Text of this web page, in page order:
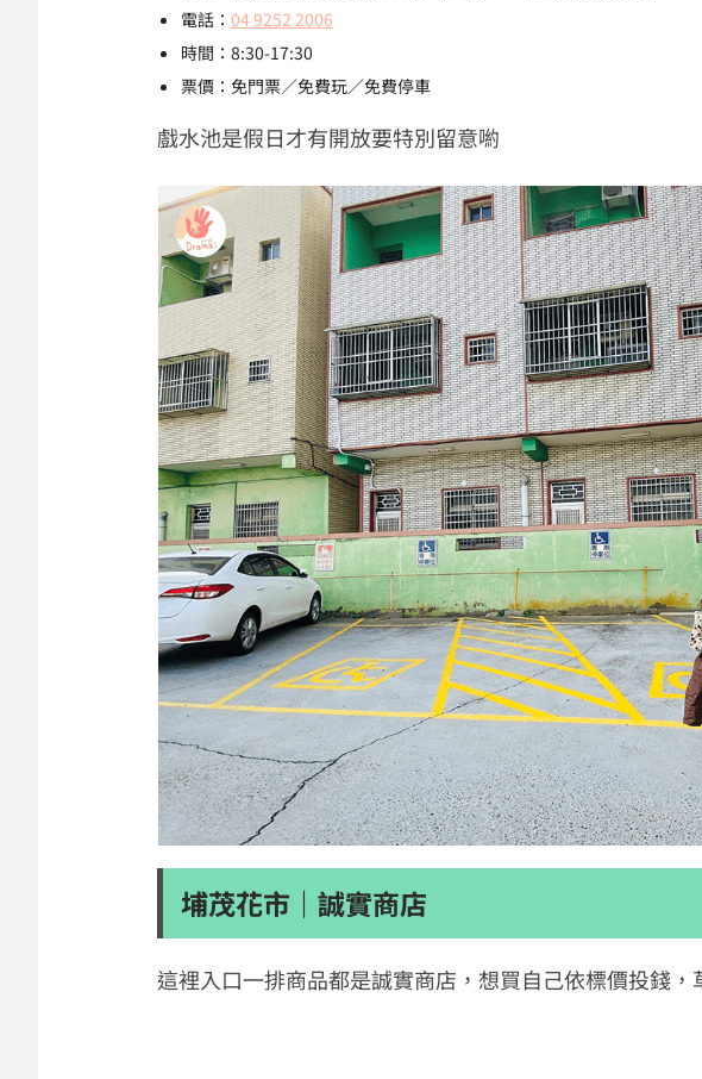
電話： 04 9252 2006
時間：8:30-17:30
票價：免門票／免費玩／免費停車
戲水池是假日才有開放要特別留意喲
埔茂花市｜誠實商店
這裡入口一排商品都是誠實商店，想買自己依標價投錢